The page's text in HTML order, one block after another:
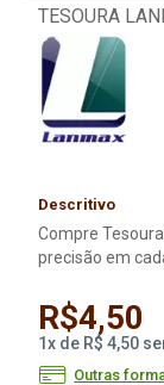
TESOURA
Descritivo
Compre
precisão em
R$4,50
1x de R$ 4,50
Outras